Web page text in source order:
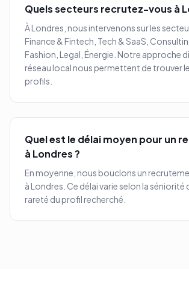
Quels secteurs recrutez-vous à
ÀLondres , nous intervenons sur les
Finance & Fintech, Tech & SaaS,
Fashion, Legal, Énergie . Notre approche
réseau local nous permettent de trouver
profils.
Quel est le délai moyen pour un
à Londres?
En moyenne, nous bouclons un
àLondres . Ce délai varie selon la
rareté du profil recherché.